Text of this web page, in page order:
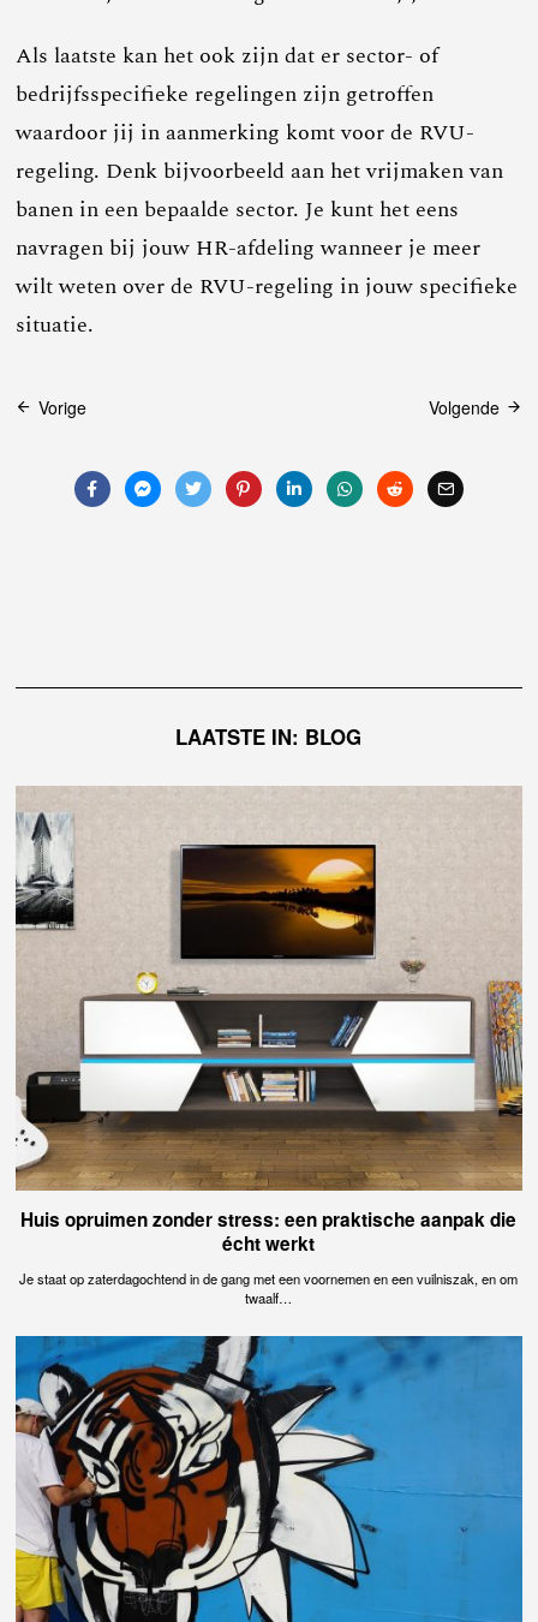
Als laatste kan het ook zijn dat er sector- of
bedrijfsspecifieke regelingen zijn getroffen
waardoor jij in aanmerking komt voor de RVU-
regeling. Denk bijvoorbeeld aan het vrijmaken van
banen in een bepaalde sector. Je kunt het eens
navragen bij jouw HR-afdeling wanneer je meer
wilt weten over de RVU-regeling in jouw specifieke
situatie.
Bericht
navigatie
Vorige Volgende
LAATSTE IN: BLOG
Huis opruimen zonder stress: een praktische aanpak die
écht werkt
Je staat op zaterdagochtend in de gang met een voornemen en een vuilniszak, en om
twaalf…